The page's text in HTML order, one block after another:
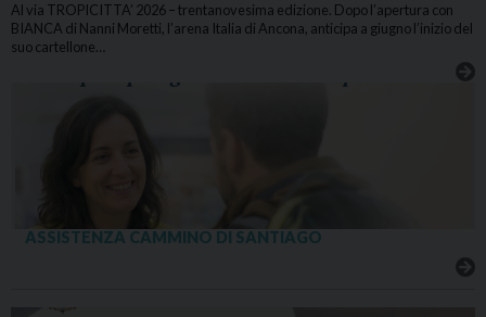
Al via TROPICITTA’ 2026 – trentanovesima edizione. Dopo l’apertura con
BIANCA di Nanni Moretti, l’arena Italia di Ancona, anticipa a giugno l’inizio del
suo cartellone…
ASSISTENZA CAMMINO DI SANTIAGO